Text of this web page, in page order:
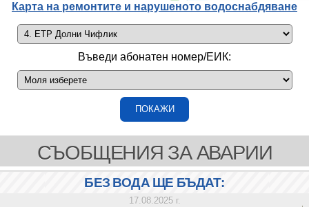
Карта на ремонтите и нарушеното водоснабдяване
Въведи абонатен номер/ЕИК:
СЪОБЩЕНИЯ ЗА АВАРИИ
БЕЗ ВОДА ЩЕ БЪДАТ:
17.08.2025 г.